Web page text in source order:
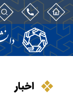
اخبار